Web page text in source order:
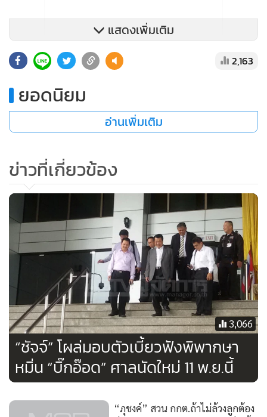
พล.ต.อ.สมยศ โจทก์ และนายธนากร แหวกวารี ทนายความ รวม
ทั้ง พล.ต.ท.ชัจจ์ จำเลยและทนายความ เดินทางมาศาล ซึ่งศาลได้
ให้ทั้งสองฝ่ายไกล่เกลี่ยกันคนละห้อง โดยใช้เวลาประมาณ 1
ชั่วโมงเศษ อย่างไรก็ตาม ผลการเจรจาไกล่เกลี่ยกันในวันนี้ ทั้ง
สองฝ่ายจะขอนำเอารายละเอียดที่ได้มีการเจรจาไปพิจารณา
ตัดสินใจก่อน โดยนัดหน้าจะมาแถลงต่อศาลอีกครั้งในวันที่ 26
พ.ย.นี้เวลา 09.00 น.
ภายหลัง พล.ต.อ.สมยศ โจทก์กล่าวว่า วันนี้ได้พบกับ พ.ต.ท.ชัจจ์
เพื่อให้กระบวนการยุติธรรมมีความสมบูรณ์ เบื้องต้นได้คุยกับผู้
แสดงเพิ่มเติม
2,163
ยอดนิยม
อ่านเพิ่มเติม
ข่าวที่เกี่ยวข้อง
3,066
“ชัจจ์” โผล่มอบตัวเบี้ยวฟังพิพากษา
หมิ่น “บิ๊กอ๊อด” ศาลนัดใหม่ 11 พ.ย.นี้
“ภุชงค์” สวน กกต.ถ้าไม่ล้วงลูกต้อง